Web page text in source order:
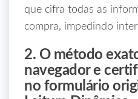
que cifra todas as
compra, impedindo
2. O método
navegador e
no formulário